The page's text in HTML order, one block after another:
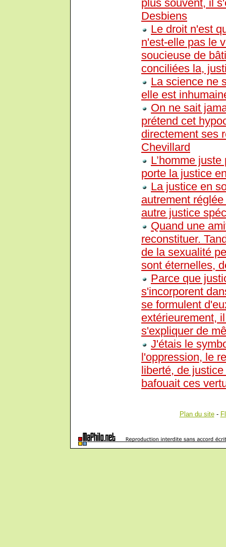
plus souvent, il
Desbiens
Le droit n'est
n'est-elle pas le
soucieuse de
conciliées la,
La science ne
elle est
On ne sait
prétend cet
directement ses
Chevillard
L’homme
porte la justice
La justice en
autrement
autre justice
Quand une
reconstituer.
de la sexualité
sont éternelles,
Parce que
s'incorporent
se formulent
extérieurement,
s'expliquer de
J'étais le
l'oppression, le
liberté, de
bafouait ces
Plan du site-